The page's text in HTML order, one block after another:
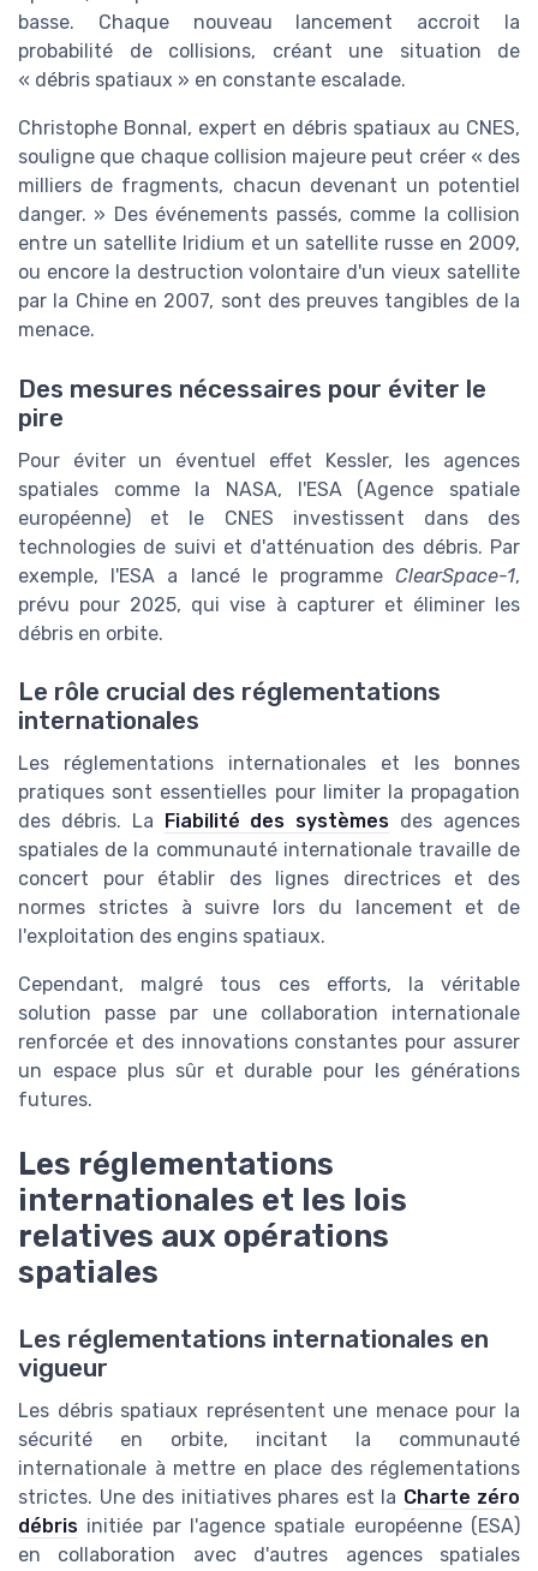
basse. Chaque nouveau lancement accroit la
probabilité de collisions, créant une situation de
« débris spatiaux » en constante escalade.
Christophe Bonnal, expert en débris spatiaux au CNES,
souligne que chaque collision majeure peut créer « des
milliers de fragments, chacun devenant un potentiel
danger. » Des événements passés, comme la collision
entre un satellite Iridium et un satellite russe en 2009,
ou encore la destruction volontaire d'un vieux satellite
par la Chine en 2007, sont des preuves tangibles de la
menace.
Des mesures nécessaires pour éviter le
pire
Pour éviter un éventuel effet Kessler, les agences
spatiales comme la NASA, l'ESA (Agence spatiale
européenne) et le CNES investissent dans des
technologies de suivi et d'atténuation des débris. Par
exemple, l'ESA a lancé le programme ClearSpace-1,
prévu pour 2025, qui vise à capturer et éliminer les
débris en orbite.
Le rôle crucial des réglementations
internationales
Les réglementations internationales et les bonnes
pratiques sont essentielles pour limiter la propagation
des débris. La Fiabilité des systèmes des agences
spatiales de la communauté internationale travaille de
concert pour établir des lignes directrices et des
normes strictes à suivre lors du lancement et de
l'exploitation des engins spatiaux.
Cependant, malgré tous ces efforts, la véritable
solution passe par une collaboration internationale
renforcée et des innovations constantes pour assurer
un espace plus sûr et durable pour les générations
futures.
Les réglementations
internationales et les lois
relatives aux opérations
spatiales
Les réglementations internationales en
vigueur
Les débris spatiaux représentent une menace pour la
sécurité en orbite, incitant la communauté
internationale à mettre en place des réglementations
strictes. Une des initiatives phares est la Charte zéro
débris initiée par l'agence spatiale européenne (ESA)
en collaboration avec d'autres agences spatiales